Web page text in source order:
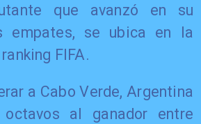
que avanzó en su
empates, se ubica en la
FIFA.
a Cabo Verde, Argentina
al ganador entre